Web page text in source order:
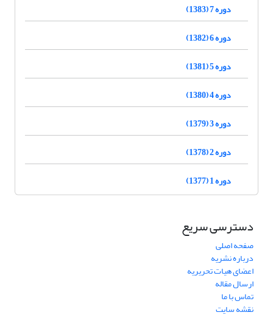
دوره 7 (1383)
دوره 6 (1382)
دوره 5 (1381)
دوره 4 (1380)
دوره 3 (1379)
دوره 2 (1378)
دوره 1 (1377)
دسترسی سریع
صفحه اصلی
درباره نشریه
اعضای هیات تحریریه
ارسال مقاله
تماس با ما
نقشه سایت